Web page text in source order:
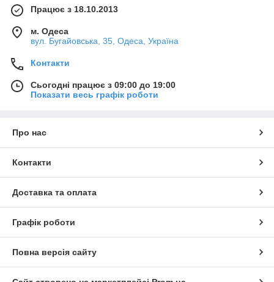
Працює з 18.10.2013
м. Одеса
вул. Бугайовська, 35, Одеса, Україна
Контакти
Сьогодні працює з 09:00 до 19:00
Показати весь графік роботи
Про нас
Контакти
Доставка та оплата
Графік роботи
Повна версія сайту